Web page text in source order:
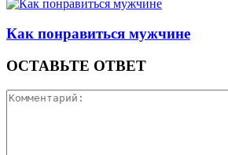
Как понравиться мужчине
ОСТАВЬТЕ ОТВЕТ